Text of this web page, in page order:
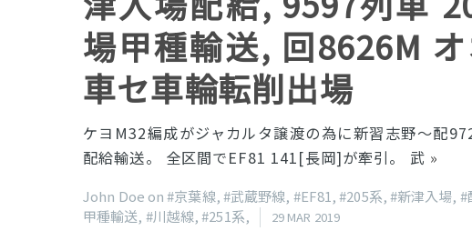
場甲種輸送, 回8626M
車セ車輪転削出場
ケヨM32編成がジャカルタ譲渡の為に新習志野〜配
配給輸送。 全区間でEF81 141[長岡]が牽引。 武 »
John Doe on#京葉線,#武蔵野線, #EF81 ,#205系,#新津入場, #
甲種輸送, #川越線,#251系, 29 MAR 2019